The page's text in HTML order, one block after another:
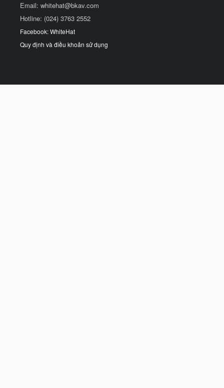
Email: whitehat@bkav.com
Hotline: (024) 3763 2552
Facebook: WhiteHat
Quy định và điều khoản sử dụng